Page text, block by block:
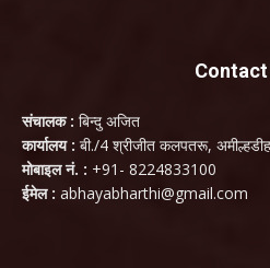
Contact
संचालक : बिन्दु अजित
कार्यालय : बी./4 श्रीजीत कलपतरू,
मोबाइल नं. : +91- 8224833100
ईमेल : abhayabharthi@gmail.com